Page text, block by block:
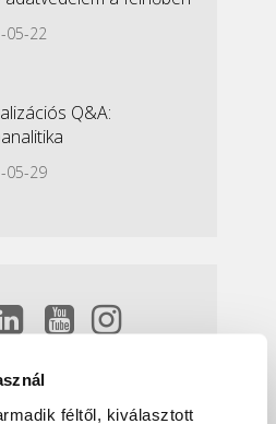
féltől, kiválasztott
05-22
Q&A:
05-29
Hírlevél